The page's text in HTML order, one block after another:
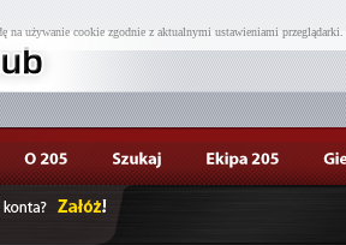
na używanie cookie zgodnie z aktualnymi ustawieniami przeglądarki.